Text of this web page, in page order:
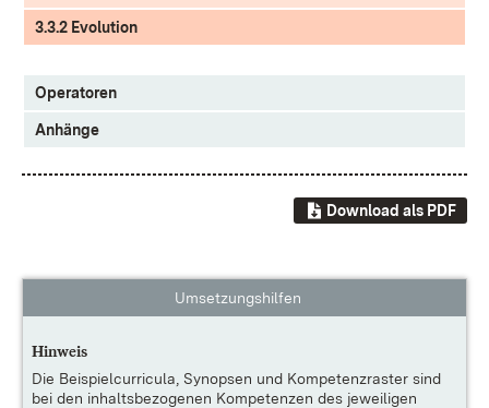
3.3.2 Evolution
Operatoren
Anhänge
Download als PDF
Umsetzungshilfen
Hinweis
Die Beispielcurricula, Synopsen und Kompetenzraster sind
bei den inhaltsbezogenen Kompetenzen des jeweiligen